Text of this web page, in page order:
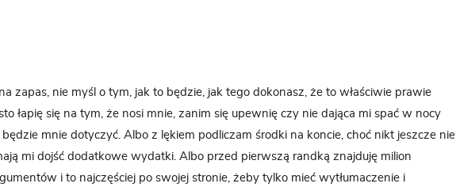
zapas, nie myśl o tym, jak to będzie, jak tego dokonasz, że to właściwie prawie
łapię się na tym, że nosi mnie, zanim się upewnię czy nie dająca mi spać w nocy
mnie dotyczyć. Albo z lękiem podliczam środki na koncie, choć nikt jeszcze nie
mi dojść dodatkowe wydatki. Albo przed pierwszą randką znajduję milion
i to najczęściej po swojej stronie, żeby tylko mieć wytłumaczenie i